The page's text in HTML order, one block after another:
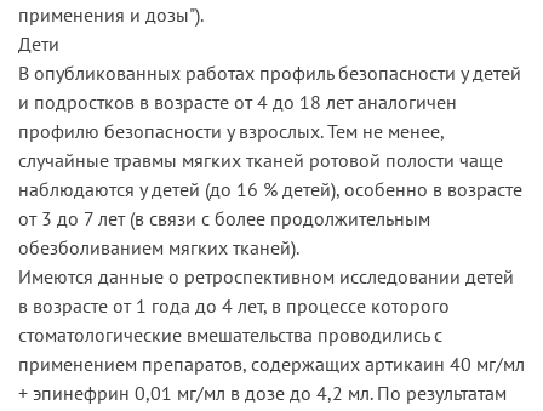
применения и дозы").
Дети
В опубликованных работах профиль безопасности у детей
и подростков в возрасте от 4 до 18 лет аналогичен
профилю безопасности у взрослых. Тем не менее,
случайные травмы мягких тканей ротовой полости чаще
наблюдаются у детей (до 16 % детей), особенно в возрасте
от 3 до 7 лет (в связи с более продолжительным
обезболиванием мягких тканей).
Имеются данные о ретроспективном исследовании детей
в возрасте от 1 года до 4 лет, в процессе которого
стоматологические вмешательства проводились с
применением препаратов, содержащих артикаин 40 мг/мл
+ эпинефрин 0,01 мг/мл в дозе до 4,2 мл. По результатам